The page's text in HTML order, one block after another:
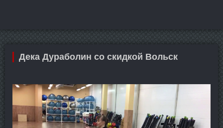
Дека Дураболин со скидкой Вольск